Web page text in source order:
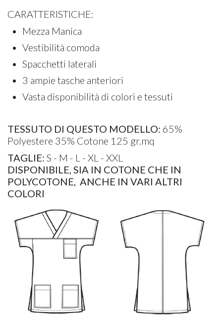
CARATTERISTICHE:
Mezza Manica
Vestibilità comoda
Spacchetti laterali
3 ampie tasche anteriori
Vasta disponibilità di colori e tessuti
TESSUTO DI QUESTO MODELLO: 65%
Polyestere 35% Cotone 125 gr.mq
TAGLIE: S - M - L - XL - XXL
DISPONIBILE, SIA IN COTONE CHE IN
POLYCOTONE, ANCHE IN VARI ALTRI
COLORI